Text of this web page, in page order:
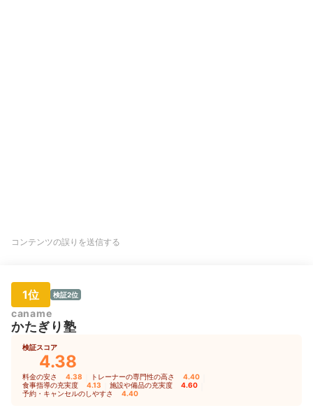
コンテンツの誤りを送信する
1位 検証2位
caname
かたぎり塾
検証スコア
4.38
料金の安さ 4.38 トレーナーの専門性の高さ 4.40
食事指導の充実度 4.13 施設や備品の充実度 4.60
予約・キャンセルのしやすさ 4.40